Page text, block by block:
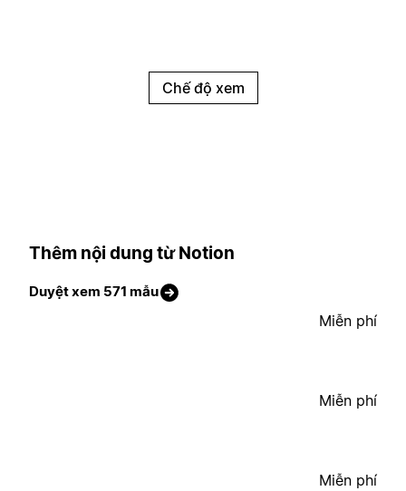
Chế độ xem
Thêm nội dung từ Notion
Duyệt xem 571 mẫu
Miễn phí
Miễn phí
Miễn phí